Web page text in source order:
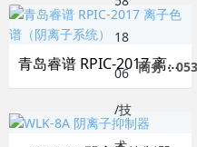
商务：
青岛睿谱 RPIC-2017 离子色谱（阴离子系统）